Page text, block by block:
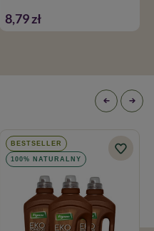
8,79 zł
BESTSELLER
100% NATURALNY